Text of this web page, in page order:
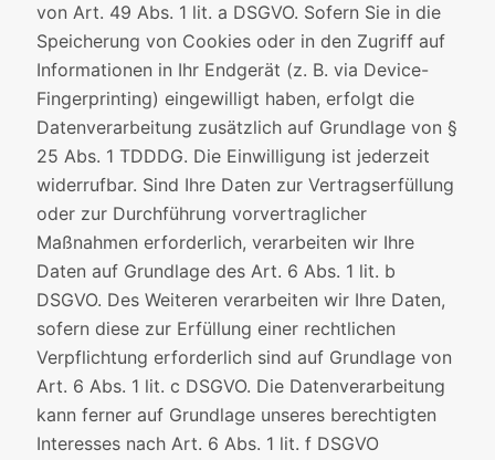
von Art. 49 Abs. 1 lit. a DSGVO. Sofern Sie in die
Speicherung von Cookies oder in den Zugriff auf
Informationen in Ihr Endgerät (z. B. via Device-
Fingerprinting) eingewilligt haben, erfolgt die
Datenverarbeitung zusätzlich auf Grundlage von §
25 Abs. 1 TDDDG. Die Einwilligung ist jederzeit
widerrufbar. Sind Ihre Daten zur Vertragserfüllung
oder zur Durchführung vorvertraglicher
Maßnahmen erforderlich, verarbeiten wir Ihre
Daten auf Grundlage des Art. 6 Abs. 1 lit. b
DSGVO. Des Weiteren verarbeiten wir Ihre Daten,
sofern diese zur Erfüllung einer rechtlichen
Verpflichtung erforderlich sind auf Grundlage von
Art. 6 Abs. 1 lit. c DSGVO. Die Datenverarbeitung
kann ferner auf Grundlage unseres berechtigten
Interesses nach Art. 6 Abs. 1 lit. f DSGVO